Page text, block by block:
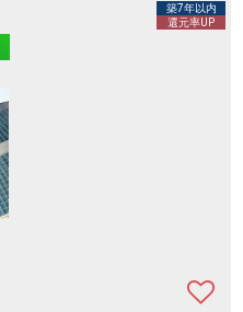
築7年以内
還元率UP